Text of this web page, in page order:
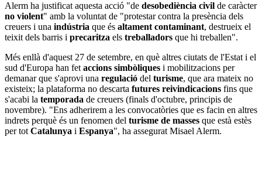
Alerm ha justificat aquesta acció "de desobediència civil de caràcter
no violent" amb la voluntat de "protestar contra la presència dels
creuers i una indústria que és altament contaminant, destrueix el
teixit dels barris i precaritza els treballadors que hi treballen".
Més enllà d'aquest 27 de setembre, en què altres ciutats de l'Estat i el
sud d'Europa han fet accions simbòliques i mobilitzacions per
demanar que s'aprovi una regulació del turisme, que ara mateix no
existeix; la plataforma no descarta futures reivindicacions fins que
s'acabi la temporada de creuers (finals d'octubre, principis de
novembre). "Ens adherirem a les convocatòries que es facin en altres
indrets perquè és un fenomen del turisme de masses que està estès
per tot Catalunya i Espanya", ha assegurat Misael Alerm.